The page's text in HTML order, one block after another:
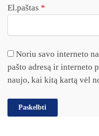
El.paštas *
Noriu savo interneto
pašto adresą ir interneto
naujo, kai kitą kartą vėl